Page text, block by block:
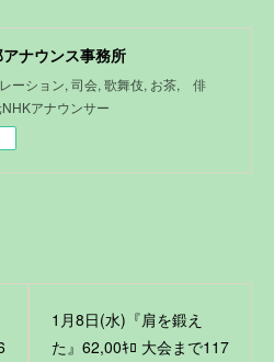
ナウンス事務所
ーション, 司会, 歌舞伎, お茶, 俳
アナウンサー
1月8日(水)『肩を鍛え
た』62,00ｷﾛ 大会まで117